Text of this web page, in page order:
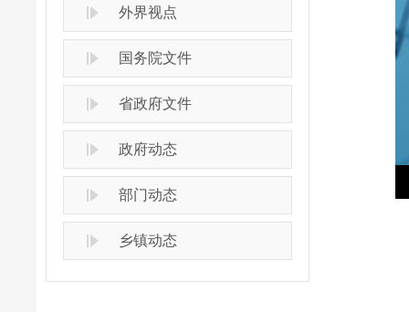
外界视点
国务院文件
省政府文件
政府动态
部门动态
乡镇动态